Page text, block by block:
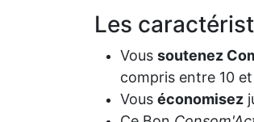
Les
Vous soutenez
compris entre 10
Vous économisez